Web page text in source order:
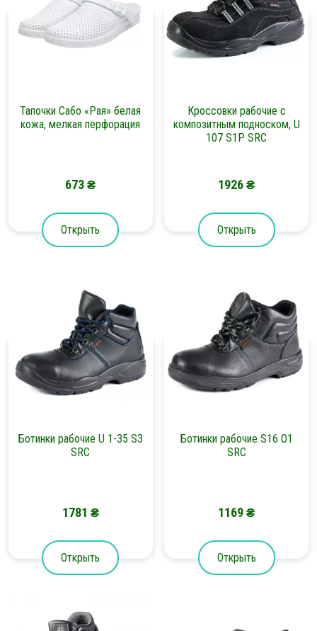
Тапочки Сабо «Рая» белая
кожа, мелкая перфорация
673₴
Открыть
Кроссовки рабочие с
композитным подноском, U
107 S1Р SRC
1926₴
Открыть
Ботинки рабочие U 1-35 S3
SRC
1781 ₴
Открыть
Ботинки рабочие S16 O1
SRC
1169₴
Открыть